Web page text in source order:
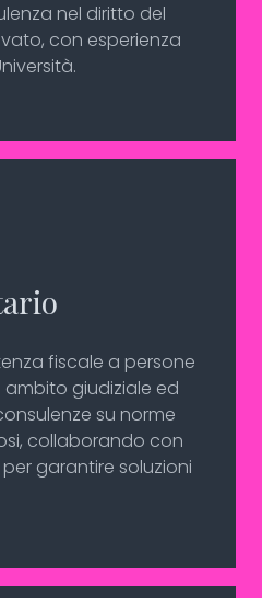
nel diritto del
con esperienza
fiscale a persone
ambito giudiziale ed
su norme
collaborando con
garantire soluzioni